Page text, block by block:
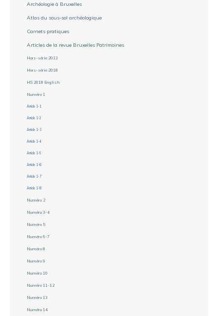
Archéologie à Bruxelles
Atlas du sous-sol archéologique
Carnets pratiques
Articles de la revue Bruxelles Patrimoines
Hors-série 2013
Hors-série 2018
HS 2018 English
Numéro 1
Article 1-1
Article 1-2
Article 1-3
Article 1-4
Article 1-5
Article 1-6
Article 1-7
Article 1-8
Numéro 2
Numéro 3-4
Numéro 5
Numéro 6-7
Numéro 8
Numéro 9
Numéro 10
Numéro 11-12
Numéro 13
Numéro 14